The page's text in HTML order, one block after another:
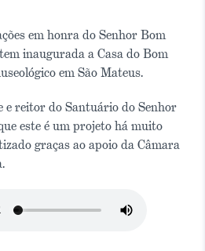
em honra do Senhor Bom
inaugurada a Casa do Bom
em São Mateus.
reitor do Santuário do Senhor
este é um projeto há muito
graças ao apoio da Câmara